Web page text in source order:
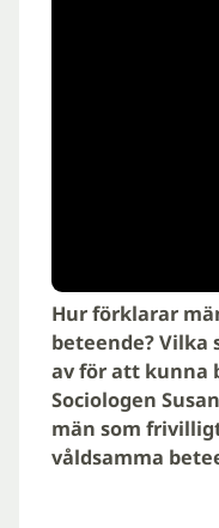
Hur förklarar
beteende? Vilka
av för att kunna
Sociologen
män som
våldsamma